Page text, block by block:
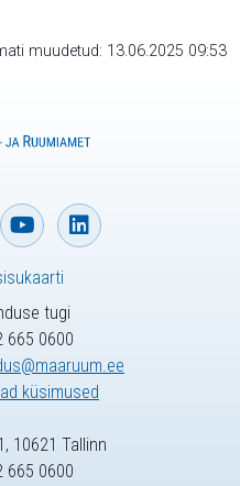
muudetud: 13.06.2025 09:53
tugi
665 0600
küsimused
10621 Tallinn
665 0600